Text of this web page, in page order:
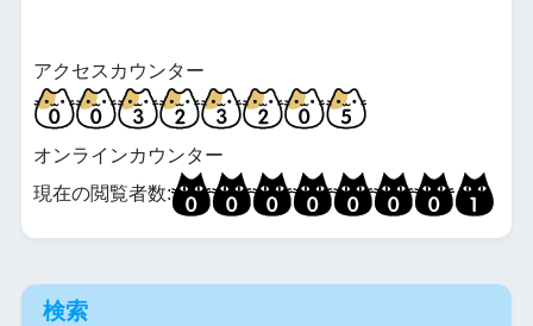
アクセスカウンター
オンラインカウンター
現在の閲覧者数:
検索